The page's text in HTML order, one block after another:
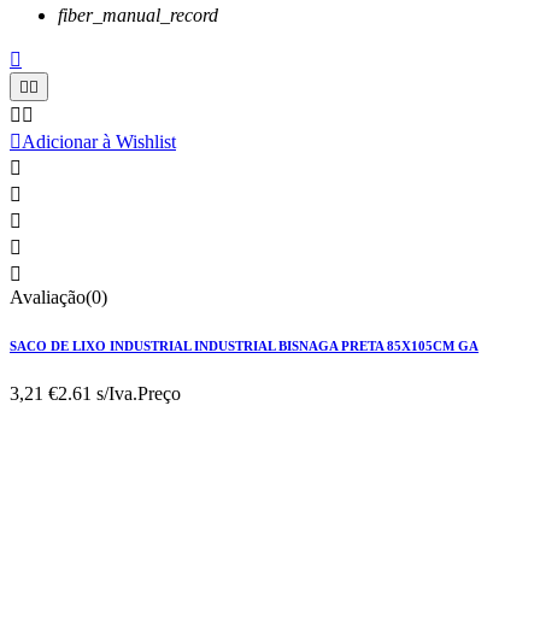
fiber_manual_record

 
 
Adicionar à Wishlist





Avaliação(0)
SACO DE LIXO INDUSTRIAL INDUSTRIAL BISNAGA PRETA 85X105CM GA
3,21 €2.61 s/Iva.Preço